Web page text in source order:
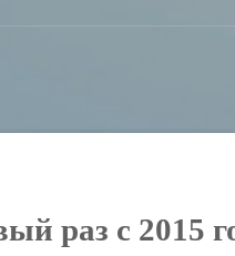
раз с 2015